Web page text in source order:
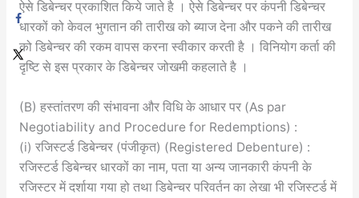
ऐसे डिबेन्चर प्रकाशित किये जाते है । ऐसे डिबेन्चर पर कंपनी डिबेन्चर
धारकों को केवल भुगतान की तारीख को ब्याज देना और पकने की तारीख
को डिबेन्चर की रकम वापस करना स्वीकार करती है । विनियोग कर्ता की
दृष्टि से इस प्रकार के डिबेन्चर जोखमी कहलाते है ।
(B) हस्तांतरण की संभावना और विधि के आधार पर (As par
Negotiability and Procedure for Redemptions) :
(i) रजिस्टर्ड डिबेन्चर (पंजीकृत) (Registered Debenture) :
रजिस्टर्ड डिबेन्चर धारकों का नाम, पता या अन्य जानकारी कंपनी के
रजिस्टर में दर्शाया गया हो तथा डिबेन्चर परिवर्तन का लेखा भी रजिस्टर्ड में